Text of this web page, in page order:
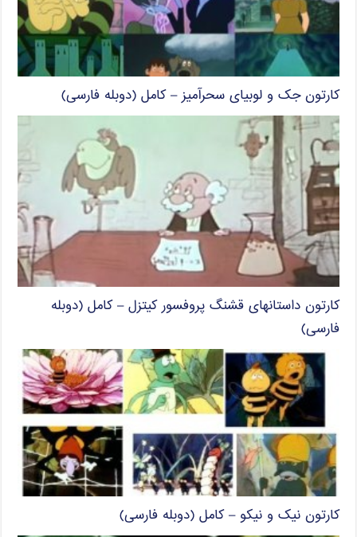
کارتون جک و لوبیای سحرآمیز – کامل (دوبله فارسی)
کارتون داستانهای قشنگ پروفسور کیتزل – کامل (دوبله
فارسی)
کارتون نیک و نیکو – کامل (دوبله فارسی)